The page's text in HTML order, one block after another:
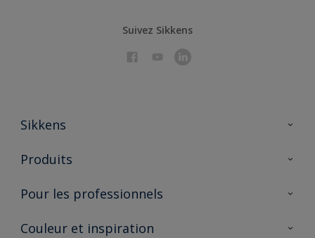
Suivez Sikkens
Sikkens
À propos de Sikkens
Durabilité
Produits
Produits pour l’intérieur
Trouver un point de vente
Pour les professionnels
Partenaires Sikkens 🔗
Couleur et inspiration